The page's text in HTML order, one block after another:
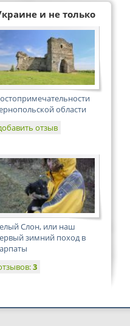
и не только
области
отзыв
Слон, или наш
зимний поход в
3